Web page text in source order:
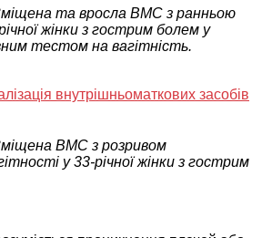
та вросла ВМС з ранньою
жінки з гострим болем у
тестом на вагітність.
ВМС з розривом
у 33-річної жінки з гострим